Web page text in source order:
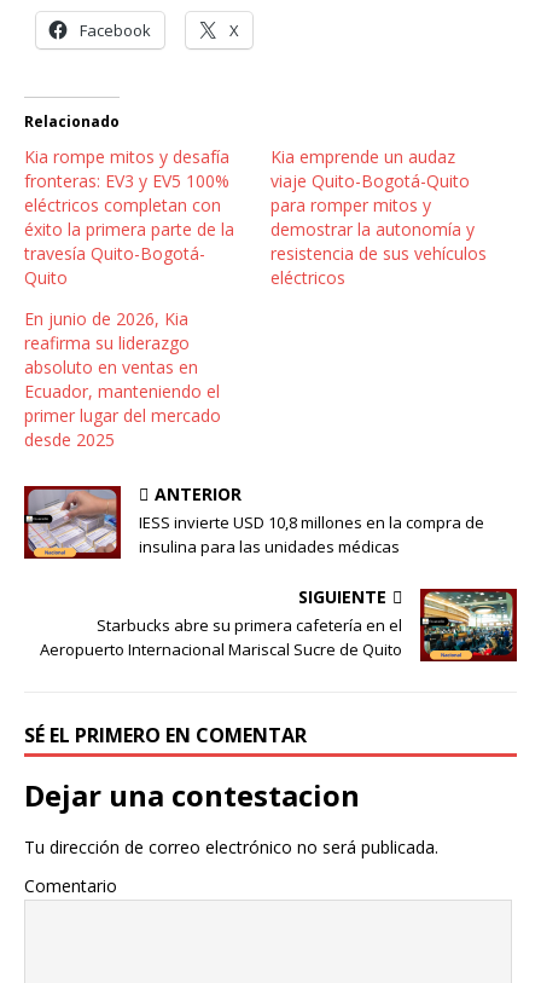
Facebook X
Relacionado
Kia rompe mitos y desafía
fronteras: EV3 y EV5 100%
eléctricos completan con
éxito la primera parte de la
travesía Quito-Bogotá-
Quito
Kia emprende un audaz
viaje Quito-Bogotá-Quito
para romper mitos y
demostrar la autonomía y
resistencia de sus vehículos
eléctricos
En junio de 2026, Kia
reafirma su liderazgo
absoluto en ventas en
Ecuador, manteniendo el
primer lugar del mercado
desde 2025
ANTERIOR
IESS invierte USD 10,8 millones en la compra de
insulina para las unidades médicas
SIGUIENTE
Starbucks abre su primera cafetería en el
Aeropuerto Internacional Mariscal Sucre de Quito
SÉ EL PRIMERO EN COMENTAR
Dejar una contestacion
Tu dirección de correo electrónico no será publicada.
Comentario